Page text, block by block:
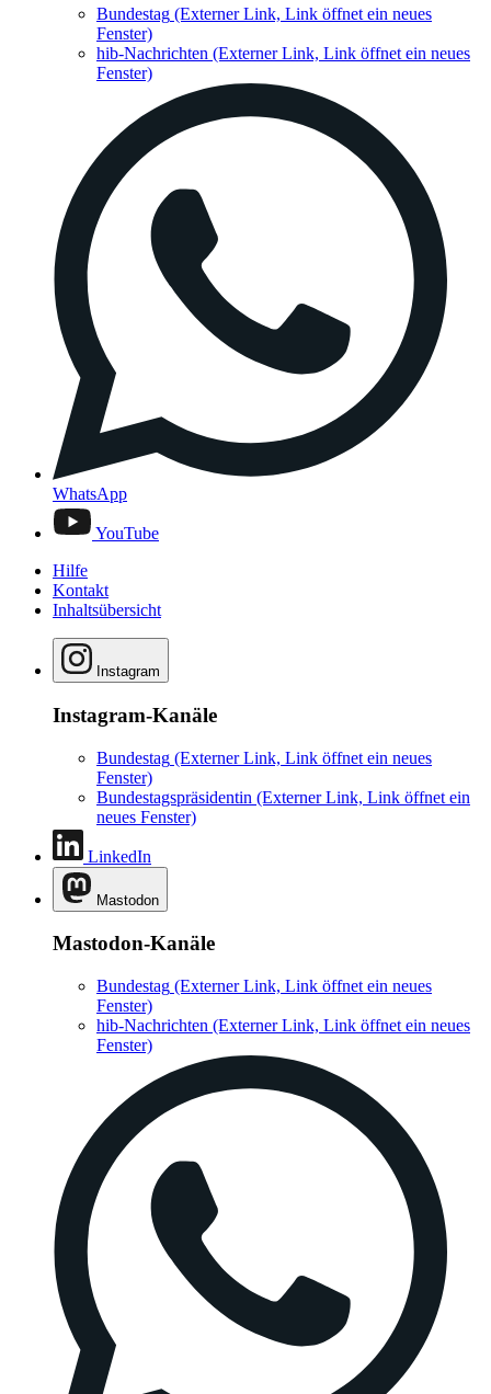
Bundestag (Externer Link, Link öffnet ein neues
Fenster)
hib-Nachrichten (Externer Link, Link öffnet ein neues
Fenster)
WhatsApp
YouTube
Hilfe
Kontakt
Inhaltsübersicht
Instagram
Instagram-Kanäle
Bundestag (Externer Link, Link öffnet ein neues
Fenster)
Bundestagspräsidentin (Externer Link, Link öffnet ein
neues Fenster)
LinkedIn
Mastodon
Mastodon-Kanäle
Bundestag (Externer Link, Link öffnet ein neues
Fenster)
hib-Nachrichten (Externer Link, Link öffnet ein neues
Fenster)